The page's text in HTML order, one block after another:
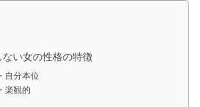
い女の性格の特徴
自分本位
楽観的